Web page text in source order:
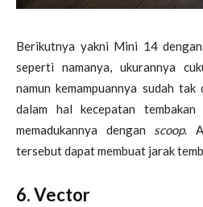
Berikutnya yakni Mini 14
seperti namanya, ukurannya
namun kemampuannya sudah
dalam hal kecepatan
memadukannya dengan scoop.
tersebut dapat membuat jarak
6. Vector